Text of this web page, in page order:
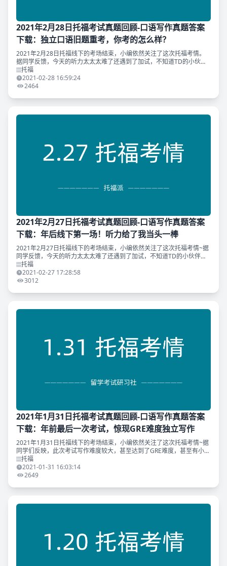
2021年2月28日托福考试真题回顾-口语写作真题答案
下载：独立口语旧题重考，你考的怎么样？
2021年2月28日托福线下的考场结束，小编依然关注了这次托福考情。
据同学反馈，今天的听力太太太难了还遇到了加试，不知道TD的小伙伴
们考的怎么样？ 另外，TD原创《黄金口语9.0》命中2.28托福线下考试独
立口语
托福
2021-02-28 16:59:24
2464
2021年2月27日托福考试真题回顾-口语写作真题答案
下载：年后线下第一场！听力给了我当头一棒
2021年2月27日托福线下的考场结束，小编依然关注了这次托福考情~据
同学反馈，今天的听力太太太难了还遇到了加试，不知道TD的小伙伴们
考的怎么样？ 另外，TD原创《黄金口语9.0》命中2.27托福线下考试独立
口语
托福
2021-02-27 17:28:58
3012
2021年1月31日托福考试真题回顾-口语写作真题答案
下载：年前最后一次考试，惊现GRE难度独立写作
2021年1月31日托福线下的考场结束，小编依然关注了这次托福考情~据
同学们反映，此次考试写作难度较大，甚至达到了GRE难度，甚至有小伙
伴儿遇到了考场同学在线崩溃。不知道TD的小伙伴们考的怎么样？作为
过年前最后一
托福
2021-01-31 16:03:14
2649